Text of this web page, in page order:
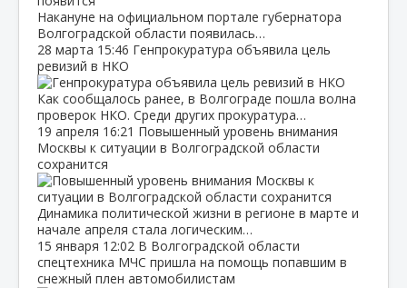
Накануне на официальном портале губернатора
Волгоградской области появилась…
28 марта 15:46 Генпрокуратура объявила цель
ревизий в НКО
Как сообщалось ранее, в Волгограде пошла волна
проверок НКО. Среди других прокуратура…
19 апреля 16:21 Повышенный уровень внимания
Москвы к ситуации в Волгоградской области
сохранится
Динамика политической жизни в регионе в марте и
начале апреля стала логическим…
15 января 12:02 В Волгоградской области
спецтехника МЧС пришла на помощь попавшим в
снежный плен автомобилистам